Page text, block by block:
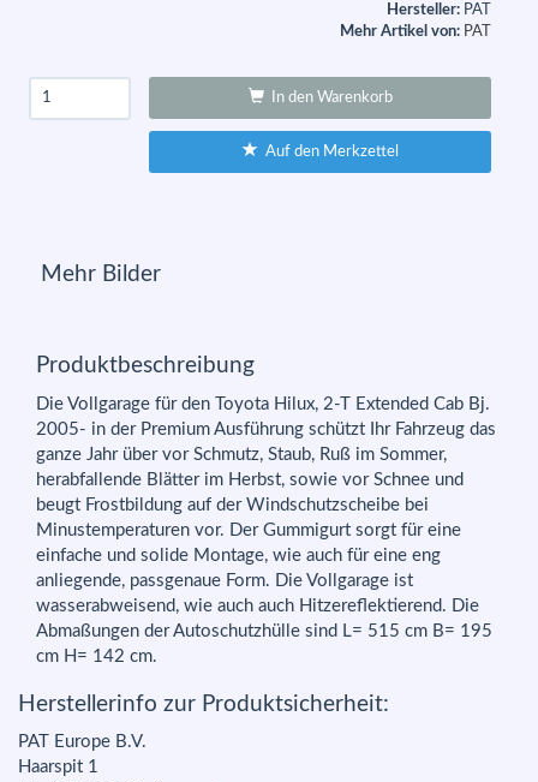
Hersteller: PAT
Mehr Artikel von: PAT
In den Warenkorb
Auf den Merkzettel
Mehr Bilder
Produktbeschreibung
Die Vollgarage für den Toyota Hilux, 2-T Extended Cab Bj.
2005- in der Premium Ausführung schützt Ihr Fahrzeug das
ganze Jahr über vor Schmutz, Staub, Ruß im Sommer,
herabfallende Blätter im Herbst, sowie vor Schnee und
beugt Frostbildung auf der Windschutzscheibe bei
Minustemperaturen vor. Der Gummigurt sorgt für eine
einfache und solide Montage, wie auch für eine eng
anliegende, passgenaue Form. Die Vollgarage ist
wasserabweisend, wie auch auch Hitzereflektierend. Die
Abmaßungen der Autoschutzhülle sind L= 515 cm B= 195
cm H= 142 cm.
Herstellerinfo zur Produktsicherheit:
PAT Europe B.V.
Haarspit 1